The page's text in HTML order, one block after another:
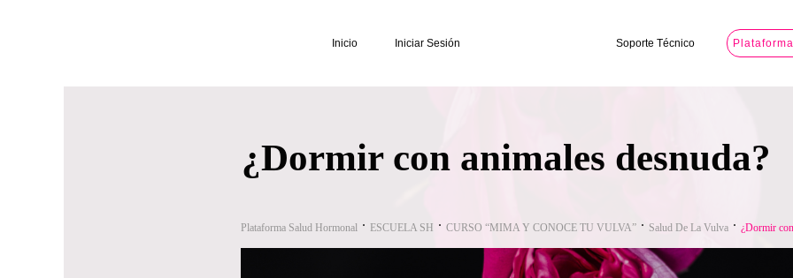
Inicio Iniciar Sesión Soporte Técnico
¿Dormir con animales desnuda?
Plataforma Salud Hormonal ESCUELA SH CURSO “MIMA Y CONOCE TU VULVA” Salud De La Vulva ¿Dormir